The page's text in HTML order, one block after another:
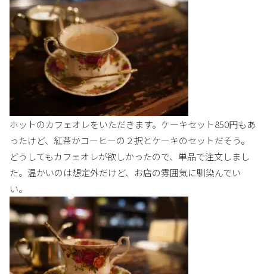
ホットのカフェオレをいただきます。ケーキセット850円もあ
ったけど、紅茶かコーヒーの２択とケーキのセットだそう。
どうしてもカフェオレが欲しかったので、単品で注文しまし
た。温かいのは想定外だけど、お店の雰囲気に馴染んでい
い。